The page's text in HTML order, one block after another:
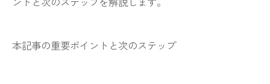
本記事の重要ポイントと次のステップ